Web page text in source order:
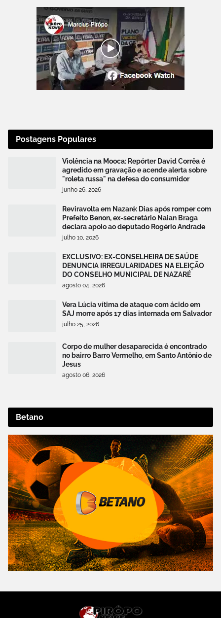
Postagens Populares
Violência na Mooca: Repórter David Corrêa é
agredido em gravação e acende alerta sobre
"roleta russa" na defesa do consumidor
junho 26, 2026
Reviravolta em Nazaré: Dias após romper com
Prefeito Benon, ex-secretário Naian Braga
declara apoio ao deputado Rogério Andrade
julho 10, 2026
EXCLUSIVO: EX-CONSELHEIRA DE SAÚDE
DENUNCIA IRREGULARIDADES NA ELEIÇÃO
DO CONSELHO MUNICIPAL DE NAZARÉ
agosto 04, 2026
Vera Lúcia vítima de ataque com ácido em
SAJ morre após 17 dias internada em Salvador
julho 25, 2026
Corpo de mulher desaparecida é encontrado
no bairro Barro Vermelho, em Santo Antônio de
Jesus
agosto 06, 2026
Betano